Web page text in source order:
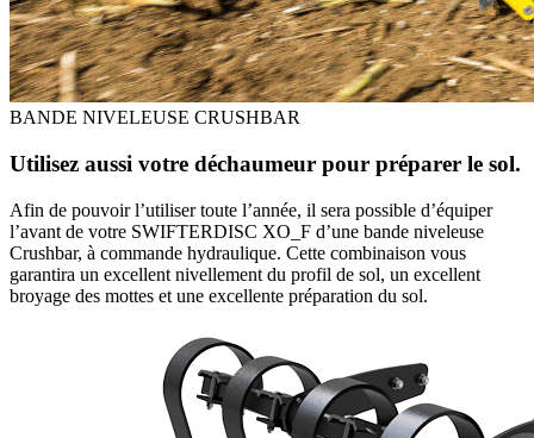
BANDE NIVELEUSE CRUSHBAR
Utilisez aussi votre déchaumeur pour préparer le sol.
Afin de pouvoir l’utiliser toute l’année, il sera possible d’équiper
l’avant de votre SWIFTERDISC XO_F d’une bande niveleuse
Crushbar, à commande hydraulique. Cette combinaison vous
garantira un excellent nivellement du profil de sol, un excellent
broyage des mottes et une excellente préparation du sol.